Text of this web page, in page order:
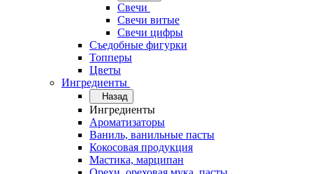
Свечи
Свечи витые
Свечи цифры
Съедобные фигурки
Топперы
Цветы
Ингредиенты
Назад
Ингредиенты
Ароматизаторы
Ваниль, ванильные пасты
Кокосовая продукция
Мастика, марципан